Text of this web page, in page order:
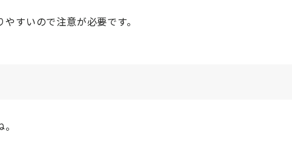
すいので注意が必要です。